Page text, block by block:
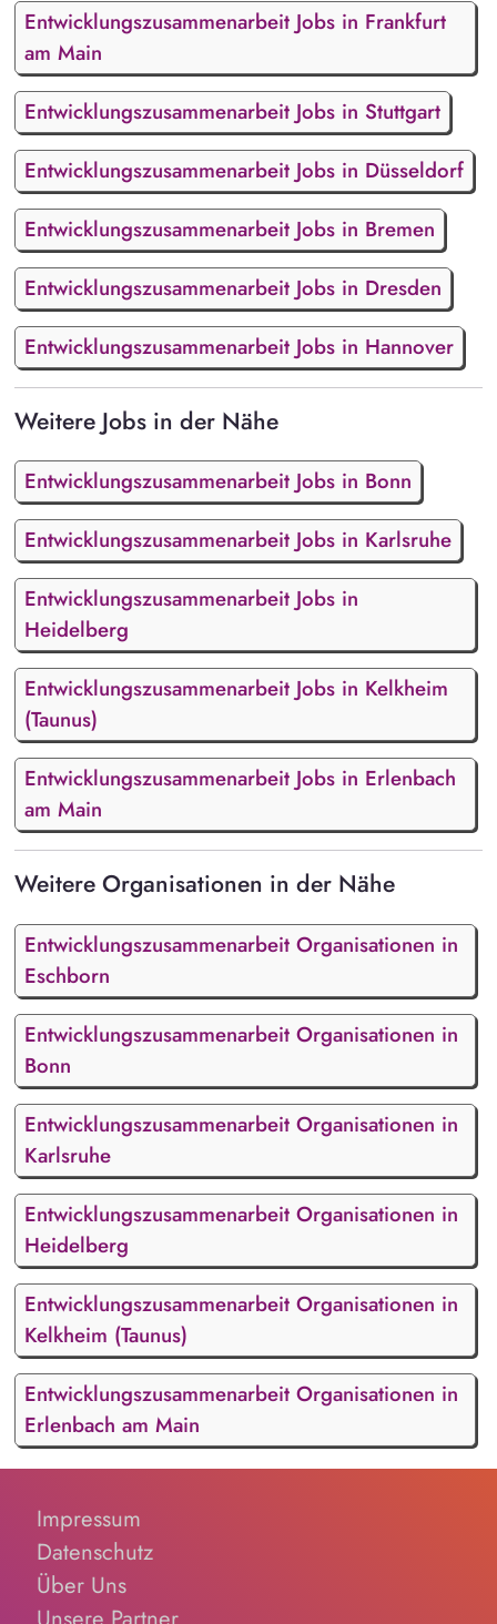
Entwicklungszusammenarbeit Jobs in Frankfurt
am Main
Entwicklungszusammenarbeit Jobs in Stuttgart
Entwicklungszusammenarbeit Jobs in Düsseldorf
Entwicklungszusammenarbeit Jobs in Bremen
Entwicklungszusammenarbeit Jobs in Dresden
Entwicklungszusammenarbeit Jobs in Hannover
Weitere Jobs in der Nähe
Entwicklungszusammenarbeit Jobs in Bonn
Entwicklungszusammenarbeit Jobs in Karlsruhe
Entwicklungszusammenarbeit Jobs in
Heidelberg
Entwicklungszusammenarbeit Jobs in Kelkheim
(Taunus)
Entwicklungszusammenarbeit Jobs in Erlenbach
am Main
Weitere Organisationen in der Nähe
Entwicklungszusammenarbeit Organisationen in
Eschborn
Entwicklungszusammenarbeit Organisationen in
Bonn
Entwicklungszusammenarbeit Organisationen in
Karlsruhe
Entwicklungszusammenarbeit Organisationen in
Heidelberg
Entwicklungszusammenarbeit Organisationen in
Kelkheim (Taunus)
Entwicklungszusammenarbeit Organisationen in
Erlenbach am Main
Impressum
Datenschutz
Über Uns